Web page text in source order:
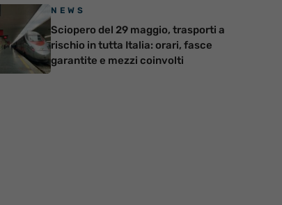
NEWS
Sciopero del 29 maggio, trasporti a
rischio in tutta Italia: orari, fasce
garantite e mezzi coinvolti